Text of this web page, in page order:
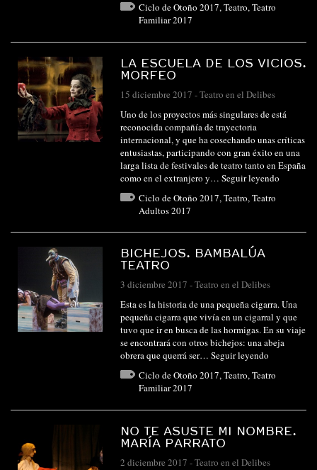
Ciclo de Otoño 2017,Teatro,Teatro
Familiar 2017
LA ESCUELA DE LOS VICIOS.
MORFEO
15 diciembre 2017 -Teatro en el Delibes
Uno de los proyectos más singulares de está
reconocida compañía de trayectoria
internacional, y que ha cosechando unas críticas
entusiastas, participando con gran éxito en una
larga lista de festivales de teatro tanto en España
como en el extranjero y… Seguir leyendo
Ciclo de Otoño 2017, Teatro, Teatro
Adultos 2017
BICHEJOS. BAMBALÚA
TEATRO
3 diciembre 2017 -Teatro en el Delibes
Esta es la historia de una pequeña cigarra. Una
pequeña cigarra que vivía en un cigarral y que
tuvo que ir en busca de las hormigas. En su viaje
se encontrará con otros bichejos: una abeja
obrera que querrá ser… Seguir leyendo
Ciclo de Otoño 2017,Teatro,Teatro
Familiar 2017
NO TE ASUSTE MI NOMBRE.
MARÍA PARRATO
2 diciembre 2017 -Teatro en el Delibes